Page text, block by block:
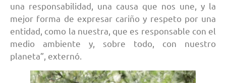
una responsabilidad, una causa que nos une, y la
mejor forma de expresar cariño y respeto por una
entidad, como la nuestra, que es responsable con el
medio ambiente y, sobre todo, con nuestro
planeta”, externó.